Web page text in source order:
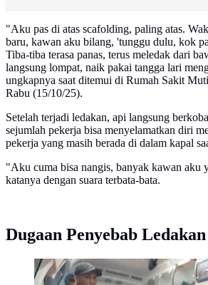
"Aku pas di atas scafolding, paling atas.
baru, kawan aku bilang, 'tunggu dulu, kok
Tiba-tiba terasa panas, terus meledak dari
langsung lompat, naik pakai tangga lari
ungkapnya saat ditemui di Rumah Sakit
Rabu (15/10/25).
Setelah terjadi ledakan, api langsung
sejumlah pekerja bisa menyelamatkan diri
pekerja yang masih berada di dalam kapal
"Aku cuma bisa nangis, banyak kawan aku
katanya dengan suara terbata-bata.
Dugaan Penyebab Ledakan
Kapal tanker MT Federal II meledak
galangan kapal PT ASL Marine